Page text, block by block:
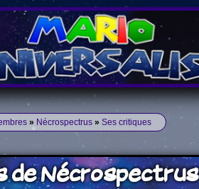
» Nécrospectrus » Ses critiques
de Nécrospectrus